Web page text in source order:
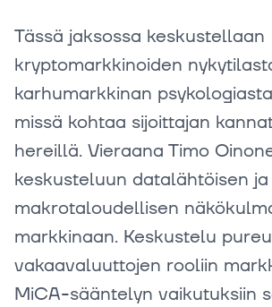
Tässä jaksossa keskustellaan
kryptomarkkinoiden
karhumarkkinan
missä kohtaa sijoittajan
hereillä. Vieraana Timo
keskusteluun datalähtöisen ja
makrotaloudellisen
markkinaan. Keskustelu
vakaavaluuttojen rooliin
MiCA-sääntelyn vaikutuksiin